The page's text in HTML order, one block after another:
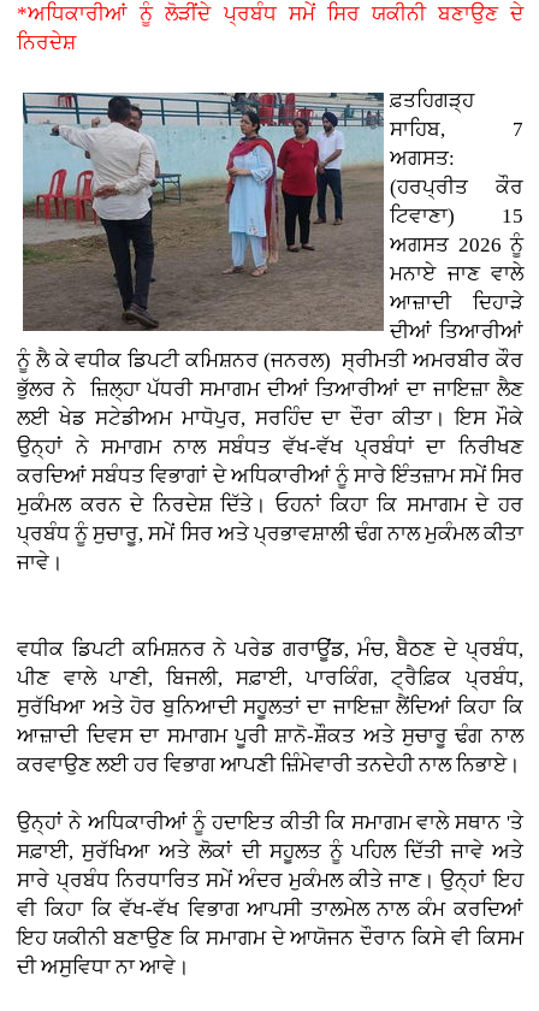
*ਅਧਿਕਾਰੀਆਂ ਨੂੰ ਲੋੜੀਂਦੇ ਪ੍ਰਬੰਧ ਸਮੇਂ ਸਿਰ ਯਕੀਨੀ ਬਣਾਉਣ ਦੇ
ਨਿਰਦੇਸ਼
ਫ਼ਤਹਿਗੜ੍ਹ
ਸਾਹਿਬ, 7
ਅਗਸਤ:
(ਹਰਪ੍ਰੀਤ ਕੌਰ
ਟਿਵਾਣਾ) 15
ਅਗਸਤ 2026 ਨੂੰ
ਮਨਾਏ ਜਾਣ ਵਾਲੇ
ਆਜ਼ਾਦੀ ਦਿਹਾੜੇ
ਦੀਆਂ ਤਿਆਰੀਆਂ
ਨੂੰ ਲੈ ਕੇ ਵਧੀਕ ਡਿਪਟੀ ਕਮਿਸ਼ਨਰ (ਜਨਰਲ) ਸ੍ਰੀਮਤੀ ਅਮਰਬੀਰ ਕੌਰ
ਭੁੱਲਰ ਨੇ ਜ਼ਿਲ੍ਹਾ ਪੱਧਰੀ ਸਮਾਗਮ ਦੀਆਂ ਤਿਆਰੀਆਂ ਦਾ ਜਾਇਜ਼ਾ ਲੈਣ
ਲਈ ਖੇਡ ਸਟੇਡੀਅਮ ਮਾਧੋਪੁਰ, ਸਰਹਿੰਦ ਦਾ ਦੌਰਾ ਕੀਤਾ। ਇਸ ਮੌਕੇ
ਉਨ੍ਹਾਂ ਨੇ ਸਮਾਗਮ ਨਾਲ ਸਬੰਧਤ ਵੱਖ-ਵੱਖ ਪ੍ਰਬੰਧਾਂ ਦਾ ਨਿਰੀਖਣ
ਕਰਦਿਆਂ ਸਬੰਧਤ ਵਿਭਾਗਾਂ ਦੇ ਅਧਿਕਾਰੀਆਂ ਨੂੰ ਸਾਰੇ ਇੰਤਜ਼ਾਮ ਸਮੇਂ ਸਿਰ
ਮੁਕੰਮਲ ਕਰਨ ਦੇ ਨਿਰਦੇਸ਼ ਦਿੱਤੇ। ਓਹਨਾਂ ਕਿਹਾ ਕਿ ਸਮਾਗਮ ਦੇ ਹਰ
ਪ੍ਰਬੰਧ ਨੂੰ ਸੁਚਾਰੂ, ਸਮੇਂ ਸਿਰ ਅਤੇ ਪ੍ਰਭਾਵਸ਼ਾਲੀ ਢੰਗ ਨਾਲ ਮੁਕੰਮਲ ਕੀਤਾ
ਜਾਵੇ।
ਵਧੀਕ ਡਿਪਟੀ ਕਮਿਸ਼ਨਰ ਨੇ ਪਰੇਡ ਗਰਾਊਂਡ, ਮੰਚ, ਬੈਠਣ ਦੇ ਪ੍ਰਬੰਧ,
ਪੀਣ ਵਾਲੇ ਪਾਣੀ, ਬਿਜਲੀ, ਸਫ਼ਾਈ, ਪਾਰਕਿੰਗ, ਟ੍ਰੈਫ਼ਿਕ ਪ੍ਰਬੰਧ,
ਸੁਰੱਖਿਆ ਅਤੇ ਹੋਰ ਬੁਨਿਆਦੀ ਸਹੂਲਤਾਂ ਦਾ ਜਾਇਜ਼ਾ ਲੈਂਦਿਆਂ ਕਿਹਾ ਕਿ
ਆਜ਼ਾਦੀ ਦਿਵਸ ਦਾ ਸਮਾਗਮ ਪੂਰੀ ਸ਼ਾਨੋ-ਸ਼ੌਕਤ ਅਤੇ ਸੁਚਾਰੂ ਢੰਗ ਨਾਲ
ਕਰਵਾਉਣ ਲਈ ਹਰ ਵਿਭਾਗ ਆਪਣੀ ਜ਼ਿੰਮੇਵਾਰੀ ਤਨਦੇਹੀ ਨਾਲ ਨਿਭਾਏ।
ਉਨ੍ਹਾਂ ਨੇ ਅਧਿਕਾਰੀਆਂ ਨੂੰ ਹਦਾਇਤ ਕੀਤੀ ਕਿ ਸਮਾਗਮ ਵਾਲੇ ਸਥਾਨ 'ਤੇ
ਸਫ਼ਾਈ, ਸੁਰੱਖਿਆ ਅਤੇ ਲੋਕਾਂ ਦੀ ਸਹੂਲਤ ਨੂੰ ਪਹਿਲ ਦਿੱਤੀ ਜਾਵੇ ਅਤੇ
ਸਾਰੇ ਪ੍ਰਬੰਧ ਨਿਰਧਾਰਿਤ ਸਮੇਂ ਅੰਦਰ ਮੁਕੰਮਲ ਕੀਤੇ ਜਾਣ। ਉਨ੍ਹਾਂ ਇਹ
ਵੀ ਕਿਹਾ ਕਿ ਵੱਖ-ਵੱਖ ਵਿਭਾਗ ਆਪਸੀ ਤਾਲਮੇਲ ਨਾਲ ਕੰਮ ਕਰਦਿਆਂ
ਇਹ ਯਕੀਨੀ ਬਣਾਉਣ ਕਿ ਸਮਾਗਮ ਦੇ ਆਯੋਜਨ ਦੌਰਾਨ ਕਿਸੇ ਵੀ ਕਿਸਮ
ਦੀ ਅਸੁਵਿਧਾ ਨਾ ਆਵੇ।